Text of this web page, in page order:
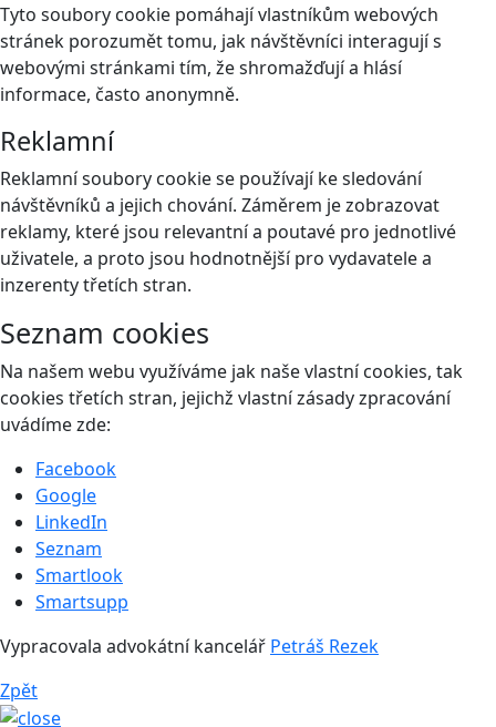
Tyto soubory cookie pomáhají vlastníkům webových
stránek porozumět tomu, jak návštěvníci interagují s
webovými stránkami tím, že shromažďují a hlásí
informace, často anonymně.
Reklamní
Reklamní soubory cookie se používají ke sledování
návštěvníků a jejich chování. Záměrem je zobrazovat
reklamy, které jsou relevantní a poutavé pro jednotlivé
uživatele, a proto jsou hodnotnější pro vydavatele a
inzerenty třetích stran.
Seznam cookies
Na našem webu využíváme jak naše vlastní cookies, tak
cookies třetích stran, jejichž vlastní zásady zpracování
uvádíme zde:
Facebook
Google
LinkedIn
Seznam
Smartlook
Smartsupp
Vypracovala advokátní kancelář Petráš Rezek
Zpět